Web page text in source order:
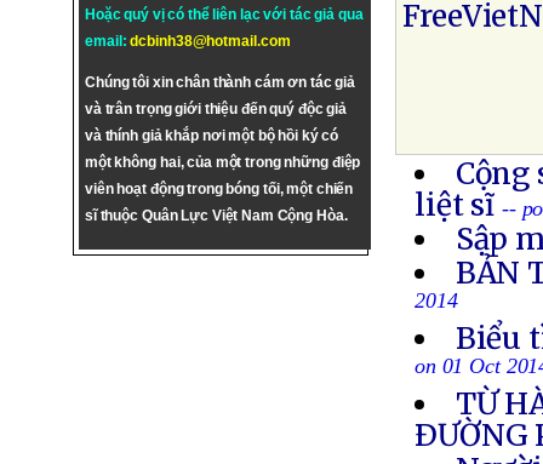
Hoặc quý vị có thể liên lạc với tác giả qua
email:dcbinh38@hotmail.com
Chúng tôi xin chân thành cám ơn tác giả
và trân trọng giới thiệu đến quý độc giả
và thính giả khắp nơi một bộ hồi ký có
một không hai, của một trong những điệp
viên hoạt động trong bóng tối, một chiến
sĩ thuộc Quân Lực Việt Nam Cộng Hòa.
Cộng
liệt sĩ --
Sập
BẢN
2014
Biểu
on 01 Oct
TỪ
ÐƯỜNG